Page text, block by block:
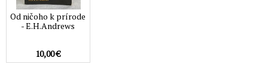
Od ničoho k prírode
- E.H.Andrews
10,00 €